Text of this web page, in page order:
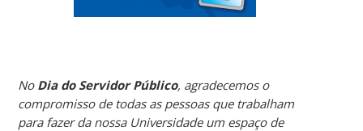
NoDia do Servidor Público, agradecemos o
compromisso de todas as pessoas que trabalham
para fazer da nossa Universidade um espaço de